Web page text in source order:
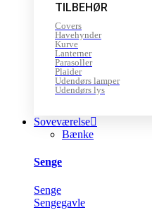
TILBEHØR
Covers
Havehynder
Kurve
Lanterner
Parasoller
Plaider
Udendørs lamper
Udendørs lys
Soveværelse
Bænke
Senge
Senge
Sengegavle